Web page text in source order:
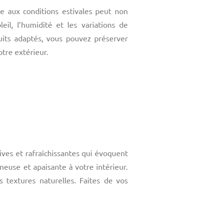
aux conditions estivales peut non
l’humidité et les variations de
adaptés, vous pouvez préserver
extérieur.
et rafraîchissantes qui évoquent
et apaisante à votre intérieur.
textures naturelles. Faites de vos